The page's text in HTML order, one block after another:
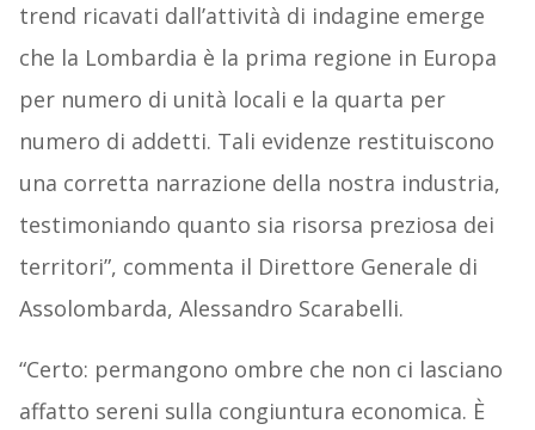
trend ricavati dall’attività di indagine emerge
che la Lombardia è la prima regione in Europa
per numero di unità locali e la quarta per
numero di addetti. Tali evidenze restituiscono
una corretta narrazione della nostra industria,
testimoniando quanto sia risorsa preziosa dei
territori”, commenta il Direttore Generale di
Assolombarda, Alessandro Scarabelli.
“Certo: permangono ombre che non ci lasciano
affatto sereni sulla congiuntura economica. È